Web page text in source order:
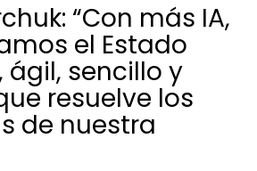
“Con más IA,
el Estado
sencillo y
resuelve los
de nuestra